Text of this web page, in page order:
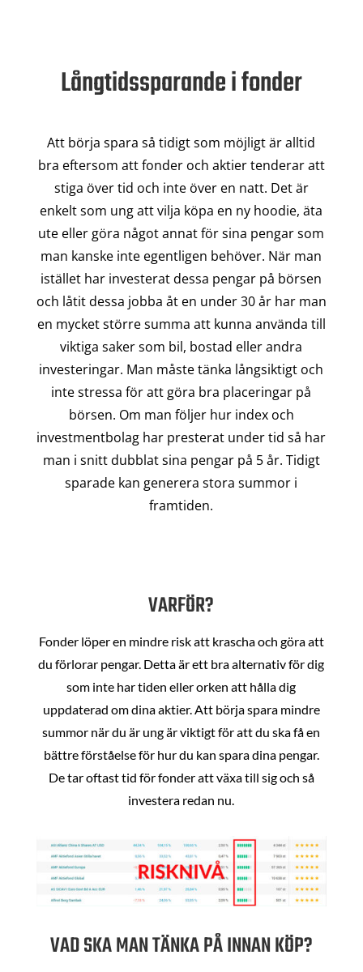
Långtidssparande i fonder
Att börja spara så tidigt som möjligt är alltid
bra eftersom att fonder och aktier tenderar att
stiga över tid och inte över en natt. Det är
enkelt som ung att vilja köpa en ny hoodie, äta
ute eller göra något annat för sina pengar som
man kanske inte egentligen behöver. När man
istället har investerat dessa pengar på börsen
och låtit dessa jobba åt en under 30 år har man
en mycket större summa att kunna använda till
viktiga saker som bil, bostad eller andra
investeringar. Man måste tänka långsiktigt och
inte stressa för att göra bra placeringar på
börsen. Om man följer hur index och
investmentbolag har presterat under tid så har
man i snitt dubblat sina pengar på 5 år. Tidigt
sparade kan generera stora summor i
framtiden.
VARFÖR?
Fonder löper en mindre risk att krascha och göra att
du förlorar pengar. Detta är ett bra alternativ för dig
som inte har tiden eller orken att hålla dig
uppdaterad om dina aktier. Att börja spara mindre
summor när du är ung är viktigt för att du ska få en
bättre förståelse för hur du kan spara dina pengar.
De tar oftast tid för fonder att växa till sig och så
investera redan nu.
VAD SKA MAN TÄNKA PÅ INNAN KÖP?